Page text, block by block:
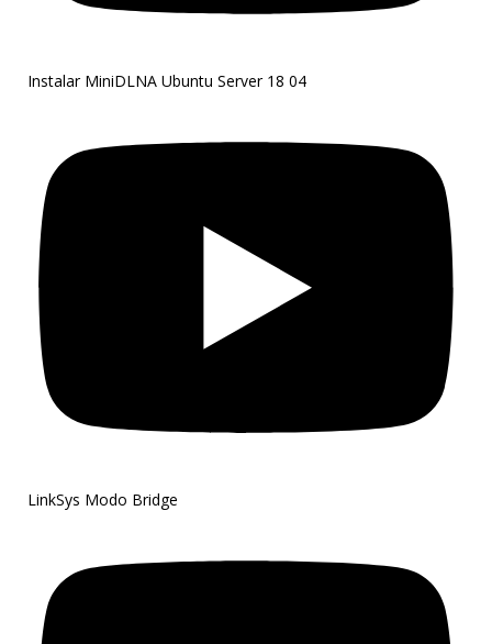
Instalar MiniDLNA Ubuntu Server 18 04
LinkSys Modo Bridge